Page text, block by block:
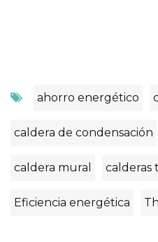
ahorro energético
caldera de condensación
caldera mural calderas
Eficiencia energética